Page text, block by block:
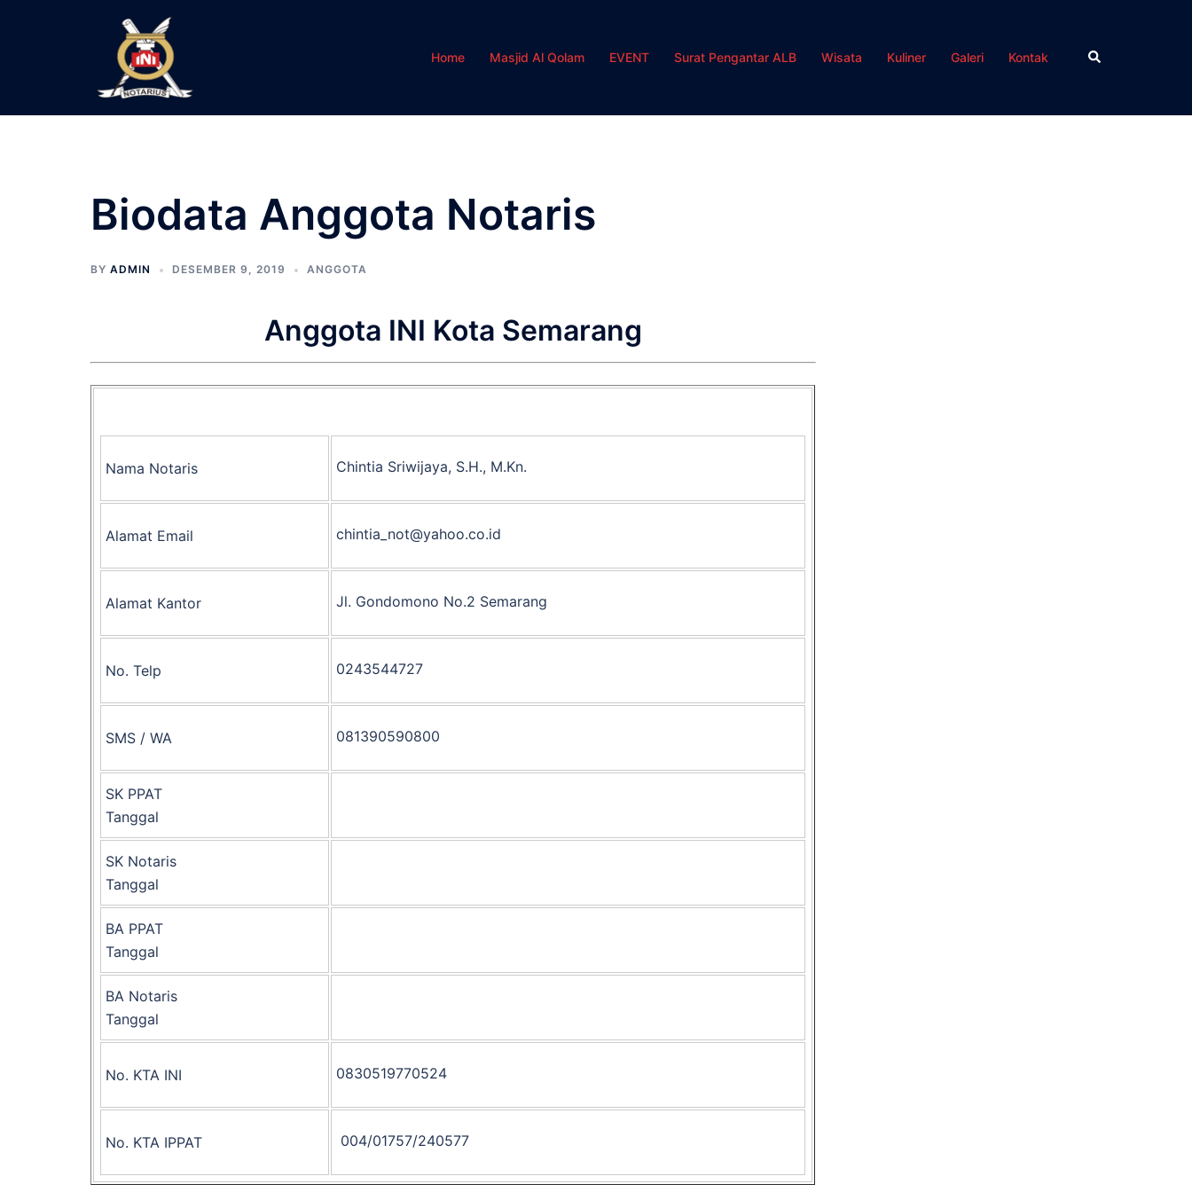
Home Masjid Al Qolam EVENT Surat Pengantar ALB Wisata Kuliner Galeri Kontak Search
Biodata Anggota Notaris
BY ADMIN DESEMBER 9, 2019 ANGGOTA
Anggota INI Kota Semarang
Nama Notaris Chintia Sriwijaya, S.H., M.Kn.
Alamat Email chintia_not@yahoo.co.id
Alamat Kantor Jl. Gondomono No.2 Semarang
No. Telp 0243544727
SMS / WA 081390590800
SK PPAT
Tanggal
SK Notaris
Tanggal
BA PPAT
Tanggal
BA Notaris
Tanggal
No. KTA INI 0830519770524
No. KTA IPPAT 004/01757/240577